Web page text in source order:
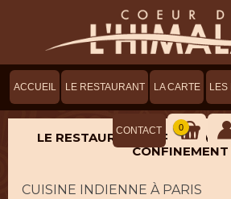
ACCUEIL LE RESTAURANT LA CARTE
CONTACT 0
LE RESTAURANT SERA
CONFINEMENT
CUISINE INDIENNE À PARIS